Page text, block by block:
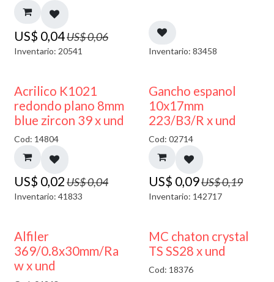
US$ 0,04US$0,06
Inventario: 20541 Inventario: 83458
50% DESCUENTO
Acrilico K1021
redondo plano 8mm
blue zircon 39 x und
Cod: 14804
US$ 0,02US$0,04
Inventario: 41833
50% DESCUENTO
Gancho espanol
10x17mm
223/B3/R x und
Cod: 02714
US$ 0,09US$0,19
Inventario: 142717
Alfiler
369/0.8x30mm/Ra
w x und
MC chaton crystal
TS SS28 x und
Cod: 18376